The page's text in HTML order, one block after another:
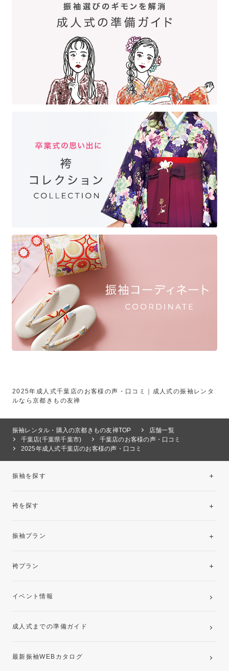
2025年成人式千葉店のお客様の声・口コミ｜成人式の振袖レンタ
ルなら京都きもの友禅
振袖レンタル・購入の京都きもの友禅TOP
店舗一覧
千葉店(千葉県千葉市)
千葉店のお客様の声・口コミ
2025年成人式千葉店のお客様の声・口コミ
振袖を探す
袴を探す
振袖プラン
レンタルプラン
袴プラン
卒業袴レンタルプラン
イベント情報
成人式までの準備ガイド
最新振袖WEBカタログ